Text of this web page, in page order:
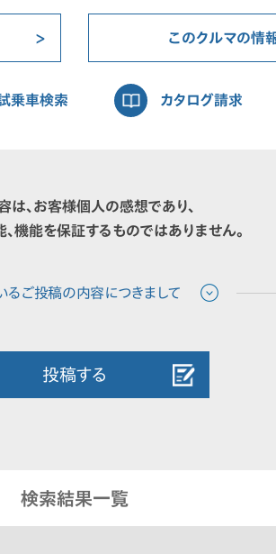
このクルマの情
乗車検索 カタログ請求
は、お客様個人の感想であり、
機能を保証するものではありません。
投稿する
検索結果一覧